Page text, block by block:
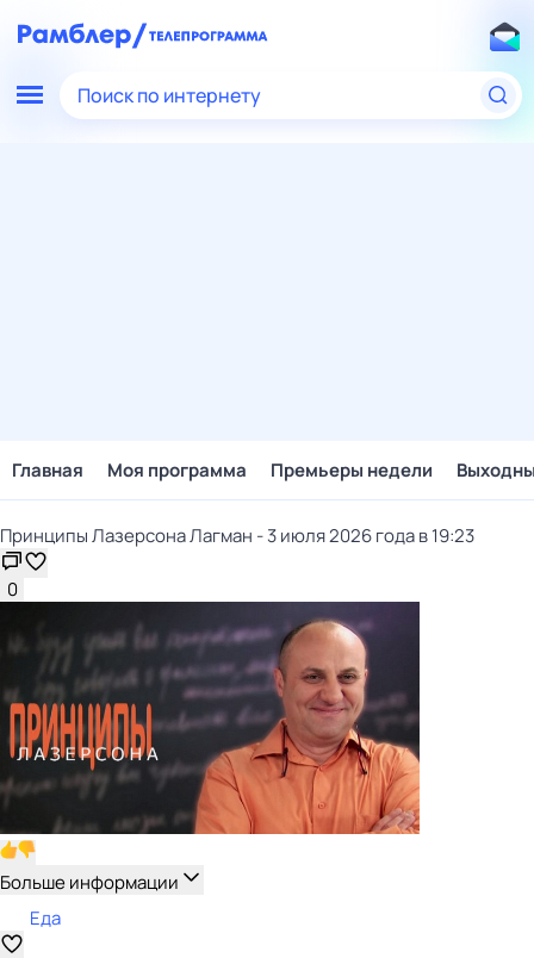
Поиск по интернету
Главная Моя программа Премьеры недели
Принципы Лазерсона Лагман - 3 июля 2026 года в 19:23
0
Больше информации
Еда